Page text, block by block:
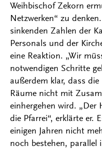
Weihbischof Zekorn
Netzwerken“ zu
sinkenden Zahlen der
Personals und der
eine Reaktion. „Wir
notwendigen Schritte
außerdem klar, dass
Räume nicht mit
einhergehen wird.
die Pfarrei“, erklärte er.
einigen Jahren nicht
noch bestehen, parallel